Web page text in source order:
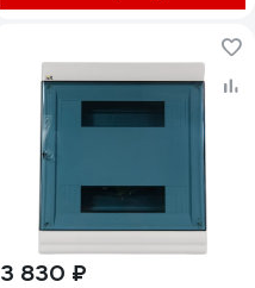
3 830 ₽